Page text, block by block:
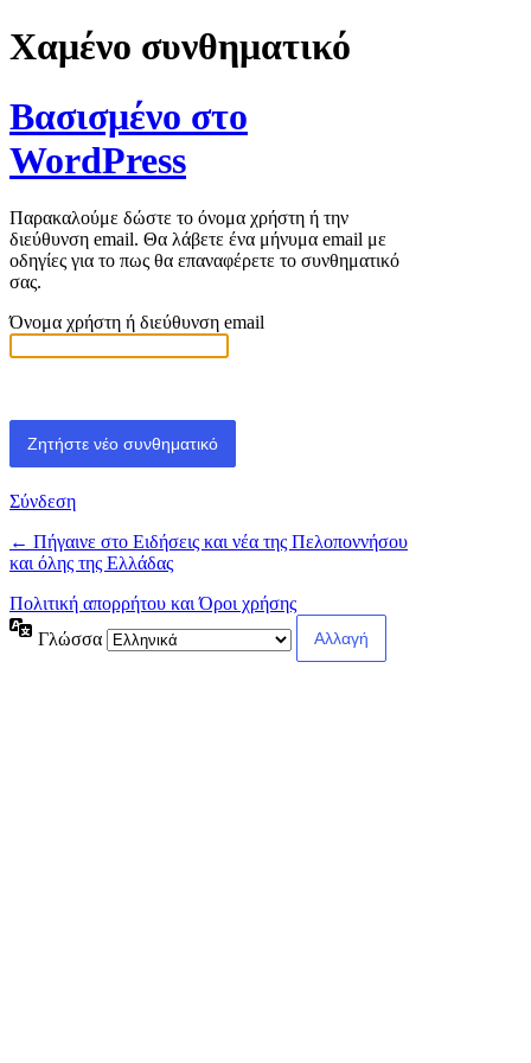
Χαμένο συνθηματικό
Βασισμένο στο
WordPress
Παρακαλούμε δώστε το όνομα χρήστη ή την
διεύθυνση email. Θα λάβετε ένα μήνυμα email με
οδηγίες για το πως θα επαναφέρετε το συνθηματικό
σας.
Όνομα χρήστη ή διεύθυνση email
Σύνδεση
← Πήγαινε στο Ειδήσεις και νέα της Πελοποννήσου
και όλης της Ελλάδας
Πολιτική απορρήτου και Όροι χρήσης
Γλώσσα